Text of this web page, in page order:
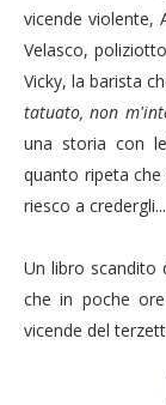
vicende violente,
Velasco,
Vicky, la barista
tatuato, non
una storia con
quanto ripeta
riesco a
Un libro scandito
che in poche
vicende del